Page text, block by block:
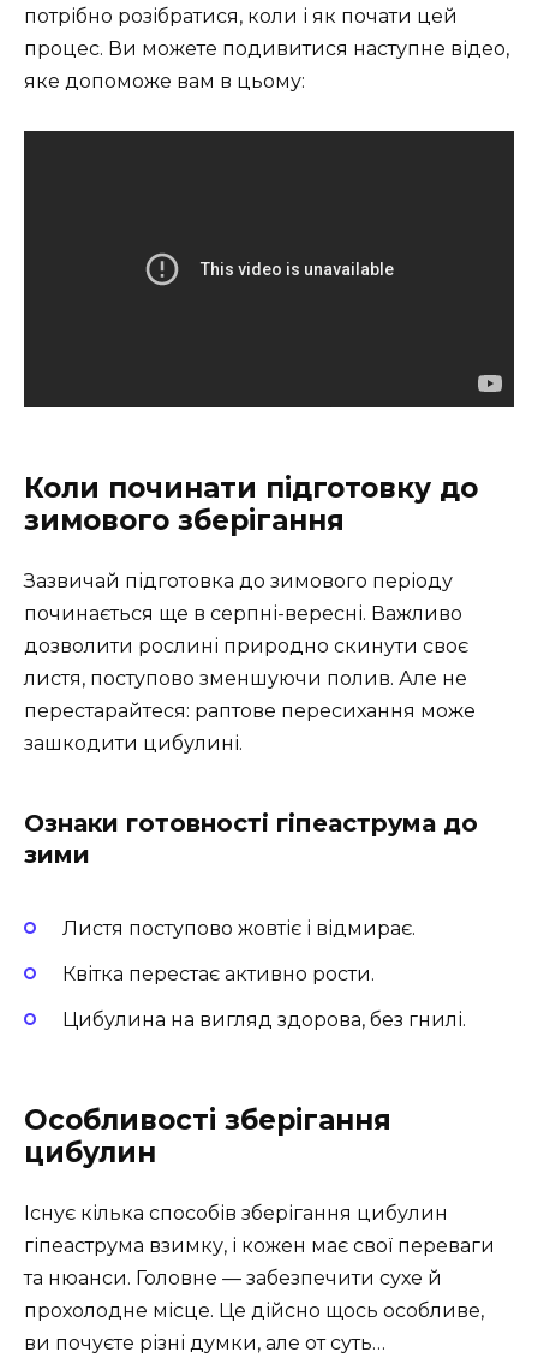
потрібно розібратися, коли і як почати цей
процес. Ви можете подивитися наступне відео,
яке допоможе вам в цьому:
Коли починати підготовку до
зимового зберігання
Зазвичай підготовка до зимового періоду
починається ще в серпні-вересні. Важливо
дозволити рослині природно скинути своє
листя, поступово зменшуючи полив. Але не
перестарайтеся: раптове пересихання може
зашкодити цибулині.
Ознаки готовності гіпеаструма до
зими
Листя поступово жовтіє і відмирає.
Квітка перестає активно рости.
Цибулина на вигляд здорова, без гнилі.
Особливості зберігання
цибулин
Існує кілька способів зберігання цибулин
гіпеаструма взимку, і кожен має свої переваги
та нюанси. Головне — забезпечити сухе й
прохолодне місце. Це дійсно щось особливе,
ви почуєте різні думки, але от суть…